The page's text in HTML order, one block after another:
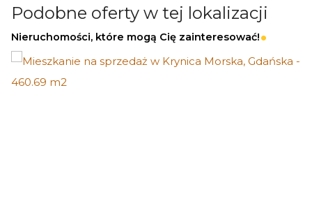
NAJSZYBCIEJ I BEZPIECZNIE!
Jeżeli zainteresowało Cię powyższe ogłoszenie
to:
Podobne oferty w tej lokalizacji
Nieruchomości, które mogą Cię zainteresować!